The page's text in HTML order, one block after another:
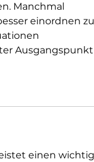
Manchmal
einordnen zu
Ausgangspunkt
einen